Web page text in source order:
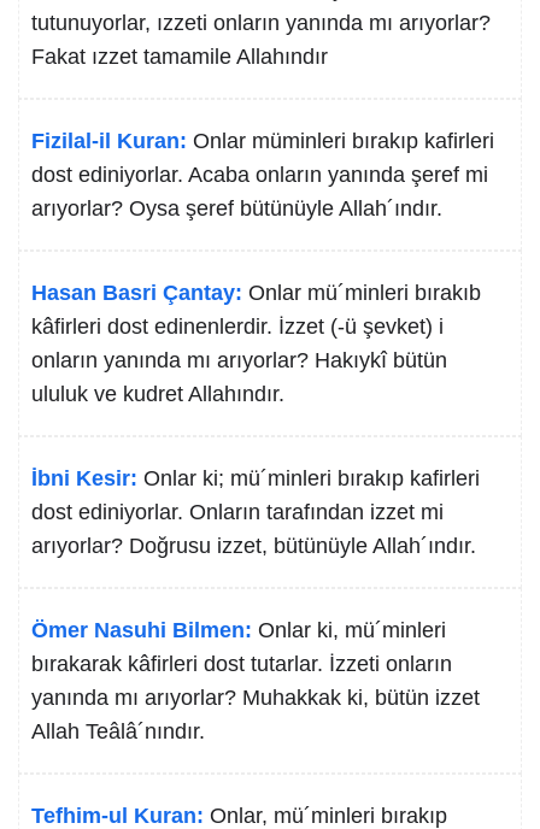
tutunuyorlar, ızzeti onların yanında mı arıyorlar?
Fakat ızzet tamamile Allahındır
Fizilal-il Kuran: Onlar müminleri bırakıp kafirleri
dost ediniyorlar. Acaba onların yanında şeref mi
arıyorlar? Oysa şeref bütünüyle Allah´ındır.
Hasan Basri Çantay: Onlar mü´minleri bırakıb
kâfirleri dost edinenlerdir. İzzet (-ü şevket) i
onların yanında mı arıyorlar? Hakıykî bütün
ululuk ve kudret Allahındır.
İbni Kesir: Onlar ki; mü´minleri bırakıp kafirleri
dost ediniyorlar. Onların tarafından izzet mi
arıyorlar? Doğrusu izzet, bütünüyle Allah´ındır.
Ömer Nasuhi Bilmen: Onlar ki, mü´minleri
bırakarak kâfirleri dost tutarlar. İzzeti onların
yanında mı arıyorlar? Muhakkak ki, bütün izzet
Allah Teâlâ´nındır.
Tefhim-ul Kuran: Onlar, mü´minleri bırakıp